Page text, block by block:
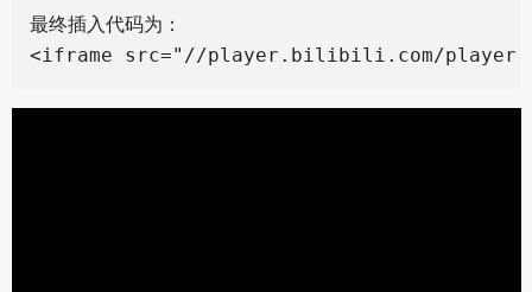
最终插入代码为：